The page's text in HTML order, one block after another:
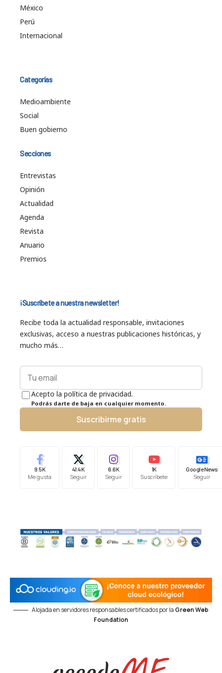
México
Perú
Internacional
Categorías
Medioambiente
Social
Buen gobierno
Secciones
Entrevistas
Opinión
Actualidad
Agenda
Revista
Anuario
Premios
¡Suscríbete a nuestra newsletter!
Recibe toda la actualidad responsable, invitaciones
exclusivas, acceso a nuestras publicaciones históricas, y
mucho más…
Acepto la política de privacidad.
Podrás darte de baja en cualquier momento.
Suscribirme gratis
9.5K
Me gusta
41.4K
Seguir
6.6K
Seguir
1K
Suscríbete
Google News
Seguir
Alojada en servidores responsables certificados por la Green Web
Foundation